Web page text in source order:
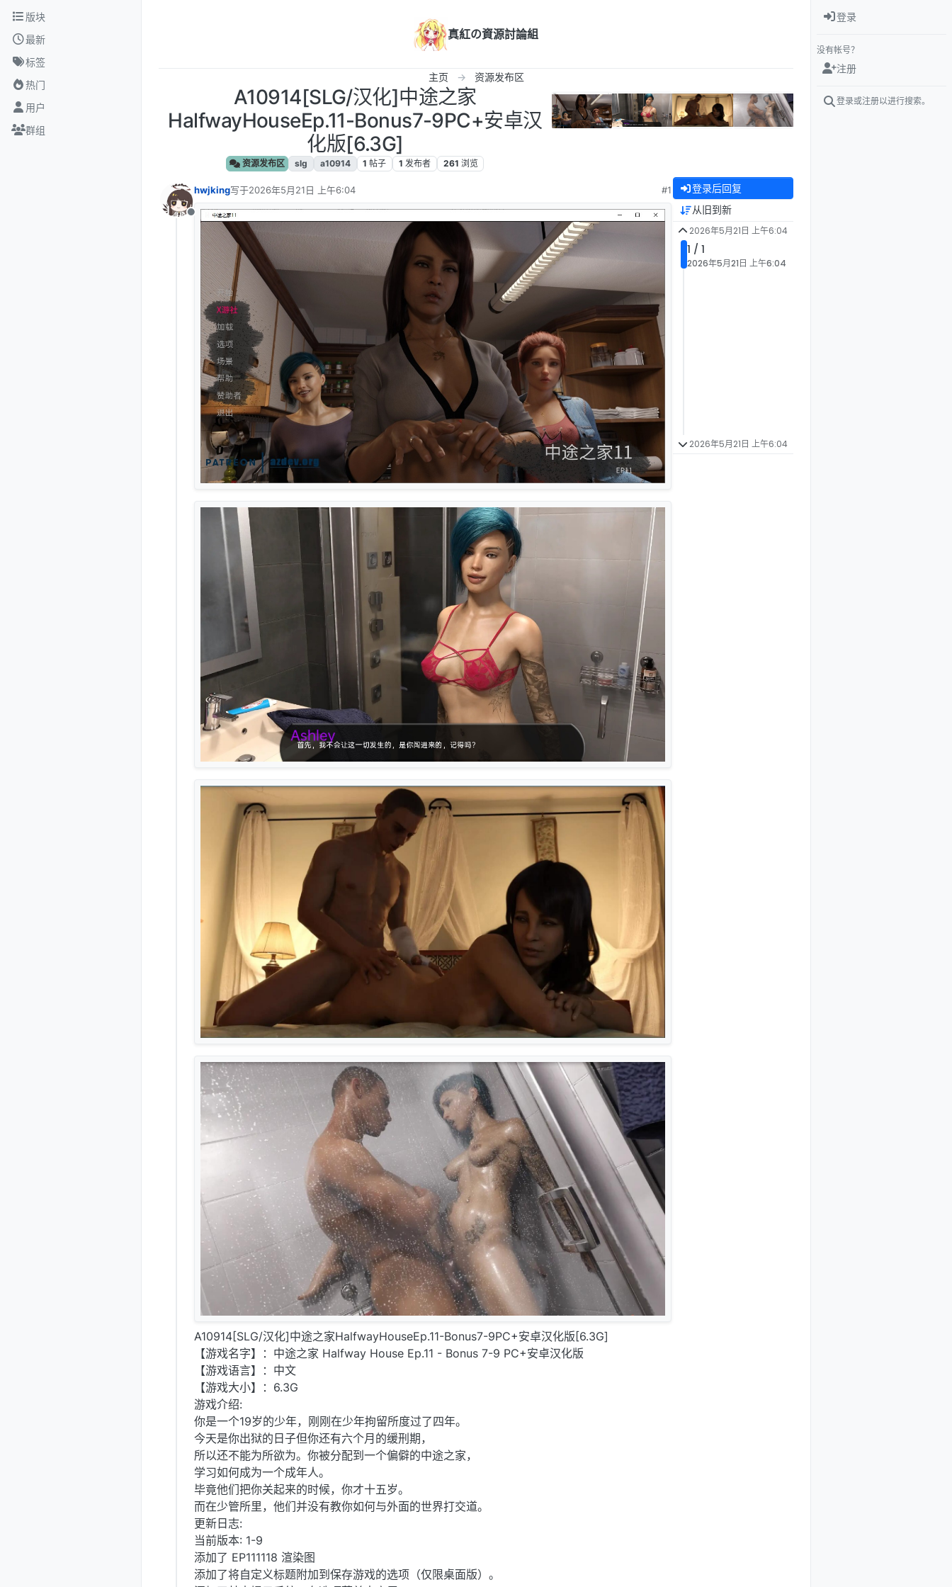
跳转至内容
版块
最新
标签
热门
用户
群组
真紅の資源討論組
主页 资源发布区
A10914[SLG/汉化]中途之家
HalfwayHouseEp.11-Bonus7-9PC+安卓汉
化版[6.3G]
资源发布区 slg a10914 1 帖子 1 发布者 261 浏览
离线
hwjking写于2026年5月21日 上午6:04
最后由 编辑
#1
A10914[SLG/汉化]中途之家HalfwayHouseEp.11-Bonus7-9PC+安卓汉化版[6.3G]
【游戏名字】：中途之家 Halfway House Ep.11 - Bonus 7-9 PC+安卓汉化版
【游戏语言】：中文
【游戏大小】：6.3G
游戏介绍:
你是一个19岁的少年，刚刚在少年拘留所度过了四年。
今天是你出狱的日子但你还有六个月的缓刑期，
所以还不能为所欲为。你被分配到一个偏僻的中途之家，
学习如何成为一个成年人。
毕竟他们把你关起来的时候，你才十五岁。
而在少管所里，他们并没有教你如何与外面的世界打交道。
更新日志:
当前版本: 1-9
添加了 EP111118 渲染图
添加了将自定义标题附加到保存游戏的选项（仅限桌面版）。
登录后回复
从旧到新
2026年5月21日 上午6:04
1 / 1
2026年5月21日 上午6:04
2026年5月21日 上午6:04
登录
没有帐号？
注册
登录或注册以进行搜索。